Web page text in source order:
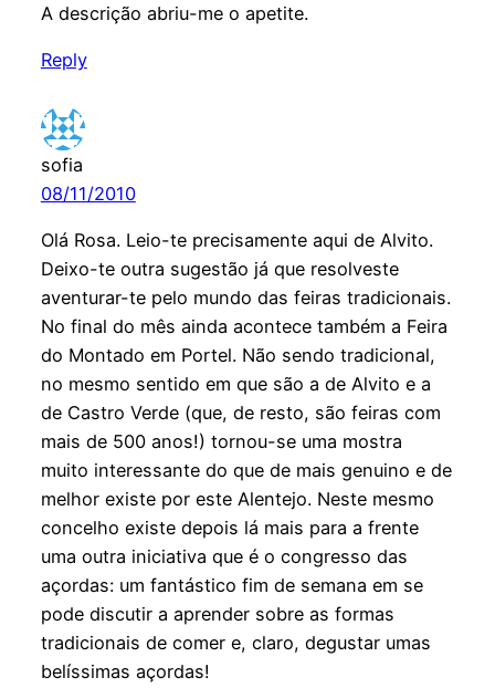
A descrição abriu-me o apetite.
Reply
sofia
08/11/2010
Olá Rosa. Leio-te precisamente aqui de Alvito.
Deixo-te outra sugestão já que resolveste
aventurar-te pelo mundo das feiras tradicionais.
No final do mês ainda acontece também a Feira
do Montado em Portel. Não sendo tradicional,
no mesmo sentido em que são a de Alvito e a
de Castro Verde (que, de resto, são feiras com
mais de 500 anos!) tornou-se uma mostra
muito interessante do que de mais genuino e de
melhor existe por este Alentejo. Neste mesmo
concelho existe depois lá mais para a frente
uma outra iniciativa que é o congresso das
açordas: um fantástico fim de semana em se
pode discutir a aprender sobre as formas
tradicionais de comer e, claro, degustar umas
belíssimas açordas!